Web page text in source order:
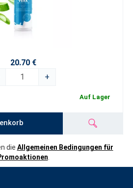
20.70 €
+
Auf Lager
die Allgemeinen Bedingungen für